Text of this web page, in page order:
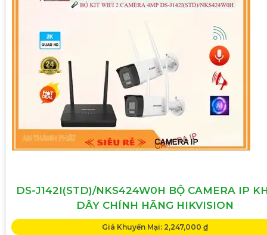
DS-J142I(STD)/NKS424W0H BỘ CAMERA IP
DÂY CHÍNH HÃNG HIKVISION
Giá Khuyến Mại: 2,247,000 ₫